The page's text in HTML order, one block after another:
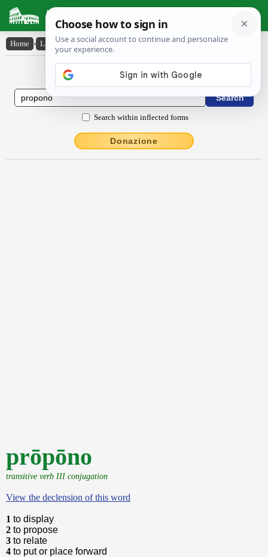
Latin Dictionary
Home › Latin-English › prōpōno
Latin to English Dictionary
Search within inflected forms
Donazione
prōpōno
transitive verb III conjugation
View the declension of this word
1 to display
2 to propose
3 to relate
4 to put or place forward